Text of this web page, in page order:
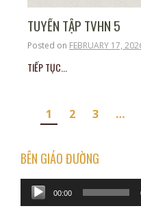
TUYỂN TẬP TVHN 5
Posted on FEBRUARY 17,
TIẾP TỤC...
Posts
1 2 3 …
BÊN GIÁO ĐƯỜNG
Audio
Player
00:00